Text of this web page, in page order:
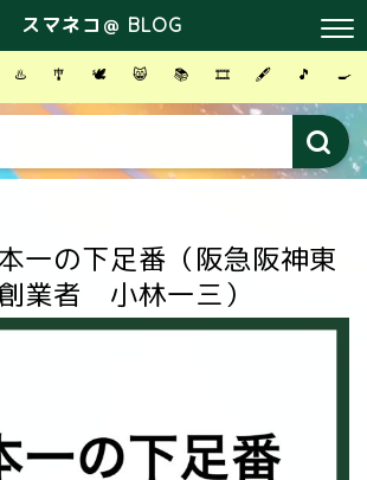
スマネコ＠ BLOG
♨️ 🎐 🕊 😸 📚 🎞 🖋 🎵 🍳
一の下足番（阪急阪神東
業者 小林一三）